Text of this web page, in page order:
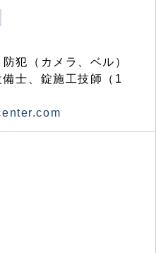
防犯（カメラ、ベル）
士、錠施工技師（1